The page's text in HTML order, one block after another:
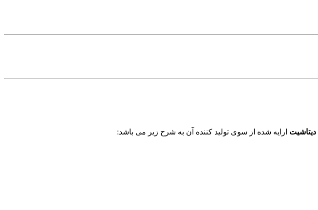
دیتاشیت ارایه شده از سوی تولید کننده آن به شرح زیر می باشد: